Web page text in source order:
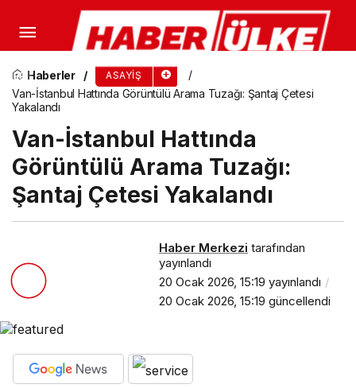
Haberler ASAYIŞ
Van-İstanbul Hattında Görüntülü Arama Tuzağı: Şantaj Çetesi
Yakalandı
Van-İstanbul Hattında
Görüntülü Arama Tuzağı:
Şantaj Çetesi Yakalandı
Haber Merkezi tarafından
yayınlandı
20 Ocak 2026, 15:19 yayınlandı
20 Ocak 2026, 15:19 güncellendi
İçişleri Bakanı Yerlikaya: Sınır Hattındaki Tüm
Gelişmeleri Anbean Takip Ediyoruz